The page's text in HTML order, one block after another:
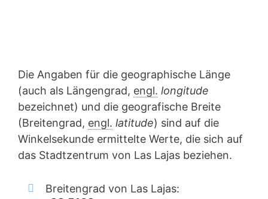
Die Angaben für die geographische Länge
(auch als Längengrad, engl. longitude
bezeichnet) und die geografische Breite
(Breitengrad, engl. latitude) sind auf die
Winkelsekunde ermittelte Werte, die sich auf
das Stadtzentrum von Las Lajas beziehen.
Breitengrad von Las Lajas: